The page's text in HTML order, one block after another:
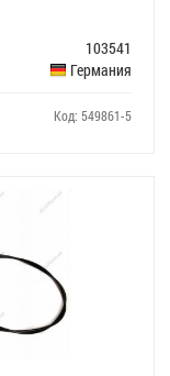
103541
Германия
Код: 549861-5